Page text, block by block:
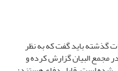
گذشته باید گفت که به نظر
البیان گزارش کرده و